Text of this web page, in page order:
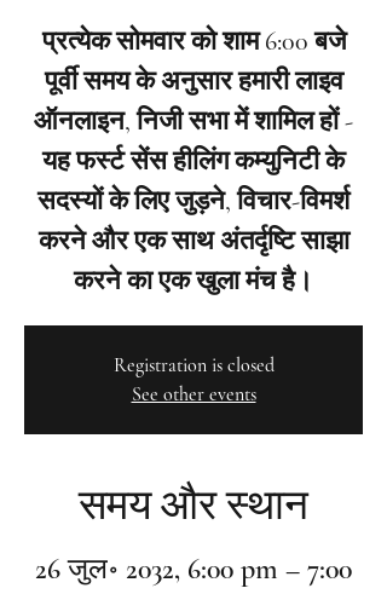
प्रत्येक सोमवार को शाम 6:00 बजे
पूर्वी समय के अनुसार हमारी लाइव
ऑनलाइन, निजी सभा में शामिल हों -
यह फर्स्ट सेंस हीलिंग कम्युनिटी के
सदस्यों के लिए जुड़ने, विचार-विमर्श
करने और एक साथ अंतर्दृष्टि साझा
करने का एक खुला मंच है।
Registration is closed
See other events
समय और स्थान
26 जुल॰ 2032, 6:00 pm – 7:00